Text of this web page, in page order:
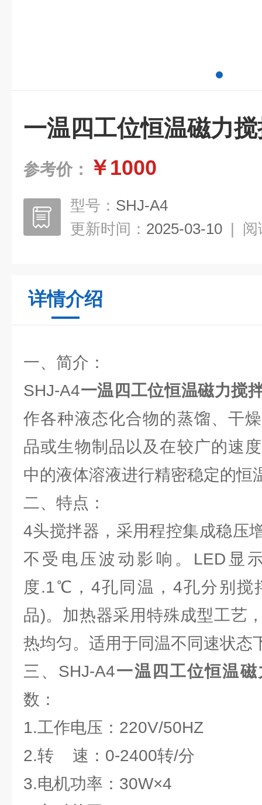
一温四工位恒温磁力
参考价： ￥1000
型号： SHJ-A4
更新时间： 2025-03-10 | 阅
详情介绍
一、简介：
SHJ-A4一温四工位恒温磁力搅
作各种液态化合物的蒸馏、干
品或生物制品以及在较广的速
中的液体溶液进行精密稳定的恒
二、特点：
4头搅拌器，采用程控集成稳压
不受电压波动影响。LED显
度.1℃，4孔同温，4孔分别搅
品)。加热器采用特殊成型工艺
热均匀。适用于同温不同速状态
三、SHJ-A4一温四工位恒温
数：
1.工作电压：220V/50HZ
2.转 速：0-2400转/分
3.电机功率：30W×4